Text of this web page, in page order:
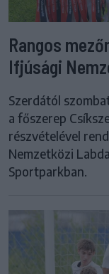
Rangos
Ifjúsági
Szerdától
a főszerep
részvételével
Nemzetközi
Sportparkban.